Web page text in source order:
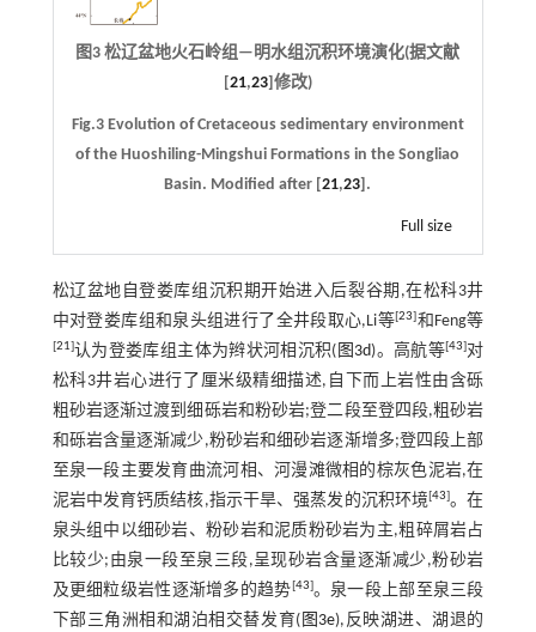
图3 松辽盆地火石岭组—明水组沉积环境演化(据文献
[21,23]修改)
Fig.3 Evolution of Cretaceous sedimentary environment
of the Huoshiling-Mingshui Formations in the Songliao
Basin. Modified after [21,23].
Full size
松辽盆地自登娄库组沉积期开始进入后裂谷期,在松科3井
中对登娄库组和泉头组进行了全井段取心,Li等[23]和Feng等
[21]认为登娄库组主体为辫状河相沉积( 图3d)。高航等[43]对
松科3井岩心进行了厘米级精细描述,自下而上岩性由含砾
粗砂岩逐渐过渡到细砾岩和粉砂岩;登二段至登四段,粗砂岩
和砾岩含量逐渐减少,粉砂岩和细砂岩逐渐增多;登四段上部
至泉一段主要发育曲流河相、河漫滩微相的棕灰色泥岩,在
泥岩中发育钙质结核,指示干旱、强蒸发的沉积环境[43]。在
泉头组中以细砂岩、粉砂岩和泥质粉砂岩为主,粗碎屑岩占
比较少;由泉一段至泉三段,呈现砂岩含量逐渐减少,粉砂岩
及更细粒级岩性逐渐增多的趋势[43]。泉一段上部至泉三段
下部三角洲相和湖泊相交替发育( 图3e),反映湖进、湖退的